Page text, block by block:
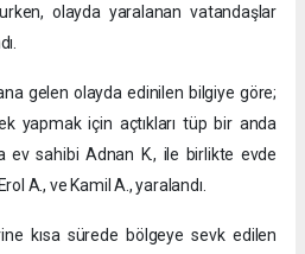
olayda yaralanan vatandaşlar
gelen olayda edinilen bilgiye göre;
yapmak için açtıkları tüp bir anda
ev sahibi Adnan K., ile birlikte evde
A., ve Kamil A., yaralandı.
kısa sürede bölgeye sevk edilen